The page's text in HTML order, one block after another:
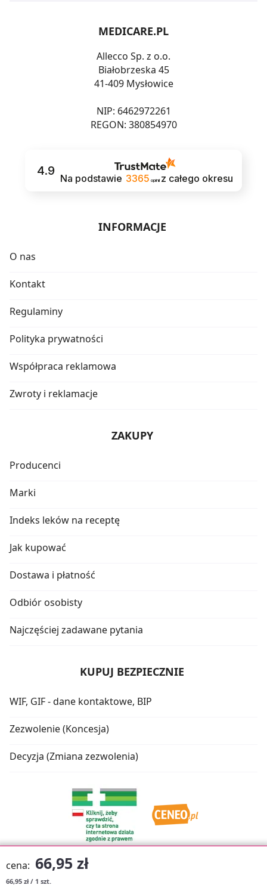
cena: 66,95 zł
66,95 zł / 1 szt.
MEDICARE.PL
Allecco Sp. z o.o.
Białobrzeska 45
41-409 Mysłowice
NIP: 6462972261
REGON: 380854970
4.9
Na podstawie 3365 opinii z całego okresu
INFORMACJE
O nas
Kontakt
Regulaminy
Polityka prywatności
Współpraca reklamowa
Zwroty i reklamacje
ZAKUPY
Producenci
Marki
Indeks leków na receptę
Jak kupować
Dostawa i płatność
Odbiór osobisty
Najczęściej zadawane pytania
KUPUJ BEZPIECZNIE
WIF, GIF - dane kontaktowe, BIP
Zezwolenie (Koncesja)
Decyzja (Zmiana zezwolenia)